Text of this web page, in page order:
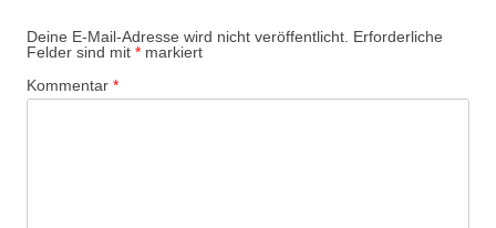
Deine E-Mail-Adresse wird nicht veröffentlicht. Erforderliche
Felder sind mit * markiert
Kommentar *